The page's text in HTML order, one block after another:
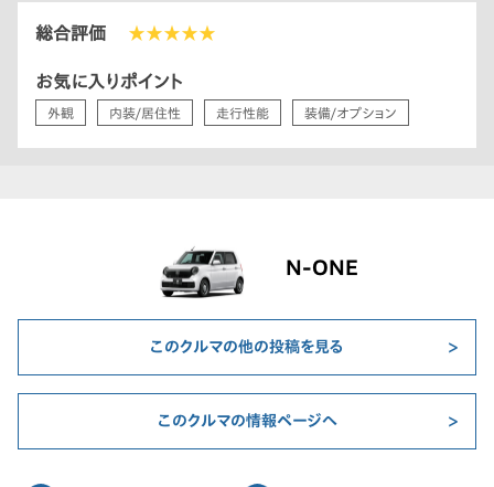
総合評価 ★★★★★
お気に入りポイント
外観 内装/居住性 走行性能 装備/オプション
N-ONE
このクルマの他の投稿を見る
このクルマの情報ページへ